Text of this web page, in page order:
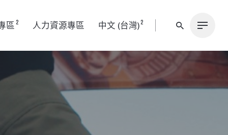
區2 人力資源專區 中文 (台灣)2